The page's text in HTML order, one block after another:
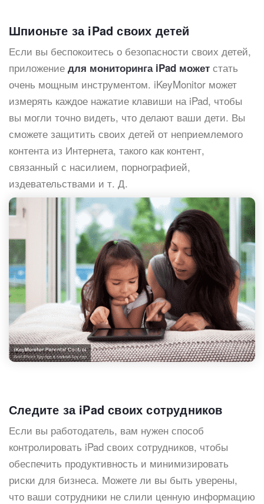
Шпионьте за iPad своих детей
Если вы беспокоитесь о безопасности своих детей,
приложение для мониторинга iPad может стать
очень мощным инструментом. iKeyMonitor может
измерять каждое нажатие клавиши на iPad, чтобы
вы могли точно видеть, что делают ваши дети. Вы
сможете защитить своих детей от неприемлемого
контента из Интернета, такого как контент,
связанный с насилием, порнографией,
издевательствами и т. Д.
Следите за iPad своих сотрудников
Если вы работодатель, вам нужен способ
контролировать iPad своих сотрудников, чтобы
обеспечить продуктивность и минимизировать
риски для бизнеса. Можете ли вы быть уверены,
что ваши сотрудники не слили ценную информацию